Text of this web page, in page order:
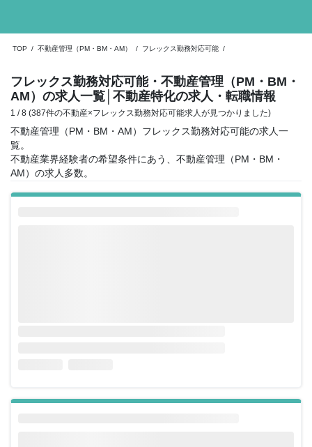
TOP / 不動産管理（PM・BM・AM） / フレックス勤務対応可能 /
フレックス勤務対応可能・不動産管理（PM・BM・
AM）の求人一覧 │不動産特化の求人・転職情報
1 / 8 (387件の不動産×フレックス勤務対応可能求人が見つかりました)
不動産管理（PM・BM・AM）フレックス勤務対応可能の求人一
覧。
不動産業界経験者の希望条件にあう、不動産管理（PM・BM・
AM）の求人多数。